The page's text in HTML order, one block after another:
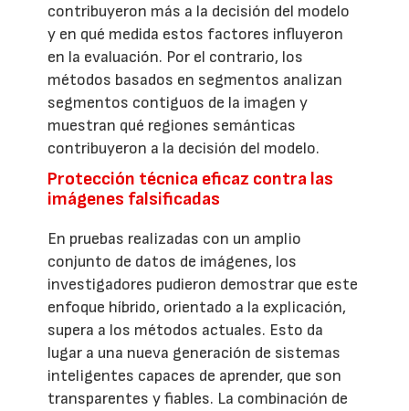
contribuyeron más a la decisión del modelo
y en qué medida estos factores influyeron
en la evaluación. Por el contrario, los
métodos basados en segmentos analizan
segmentos contiguos de la imagen y
muestran qué regiones semánticas
contribuyeron a la decisión del modelo.
Protección técnica eficaz contra las
imágenes falsificadas
En pruebas realizadas con un amplio
conjunto de datos de imágenes, los
investigadores pudieron demostrar que este
enfoque híbrido, orientado a la explicación,
supera a los métodos actuales. Esto da
lugar a una nueva generación de sistemas
inteligentes capaces de aprender, que son
transparentes y fiables. La combinación de